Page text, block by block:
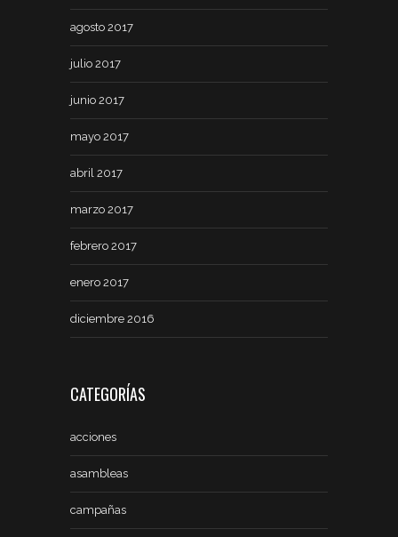
agosto 2017
julio 2017
junio 2017
mayo 2017
abril 2017
marzo 2017
febrero 2017
enero 2017
diciembre 2016
CATEGORÍAS
acciones
asambleas
campañas